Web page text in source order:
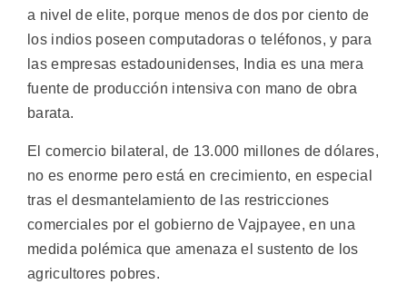
a nivel de elite, porque menos de dos por ciento de
los indios poseen computadoras o teléfonos, y para
las empresas estadounidenses, India es una mera
fuente de producción intensiva con mano de obra
barata.
El comercio bilateral, de 13.000 millones de dólares,
no es enorme pero está en crecimiento, en especial
tras el desmantelamiento de las restricciones
comerciales por el gobierno de Vajpayee, en una
medida polémica que amenaza el sustento de los
agricultores pobres.